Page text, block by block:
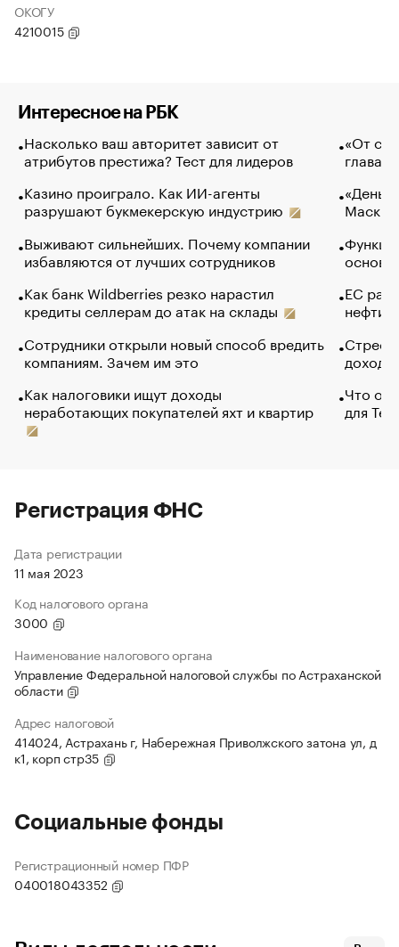
ОКОГУ
4210015
Интересное на РБК
Насколько ваш авторитет зависит от
атрибутов престижа? Тест для лидеров
Казино проиграло. Как ИИ-агенты
разрушают букмекерскую индустрию
Выживают сильнейших. Почему компании
избавляются от лучших сотрудников
Как банк Wildberries резко нарастил
кредиты селлерам до атак на склады
Сотрудники открыли новый способ вредить
компаниям. Зачем им это
Как налоговики ищут доходы
неработающих покупателей яхт и квартир
«От
глава
Маск в
основ
ЕС
нефти
Что
для
Регистрация ФНС
Дата регистрации
11 мая 2023
Код налогового органа
3000
Наименование налогового органа
Управление Федеральной налоговой службы по Астраханской
области
Адрес налоговой
414024, Астрахань г, Набережная Приволжского затона ул, д
к1, корп стр35
Социальные фонды
Регистрационный номер ПФР
040018043352